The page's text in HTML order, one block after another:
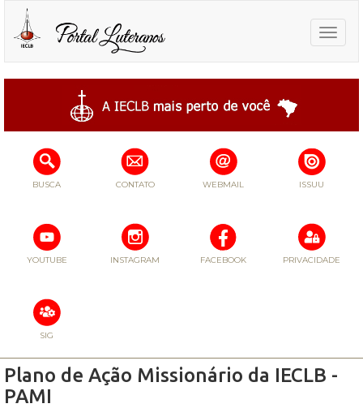
Toggle
BUSCA CONTATO WEBMAIL ISSUU
YOUTUBE INSTAGRAM FACEBOOK PRIVACIDADE
SIG
Plano de Ação Missionário da IECLB -
PAMI